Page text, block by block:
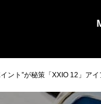
ント”が秘策「XXIO 12」アイ